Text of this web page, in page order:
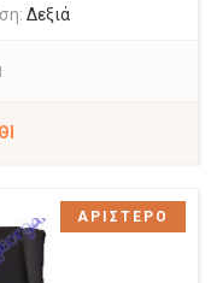
Δεξιά
ΑΡΙΣΤΕΡΟ